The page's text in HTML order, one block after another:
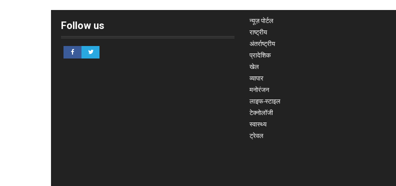
Follow us
न्यूज़ पोर्टल
राष्ट्रीय
अंतर्राष्ट्रीय
प्रादेशिक
खेल
व्यापार
मनोरंजन
लाइफ-स्टाइल
टेक्नोलॉजी
स्वास्थ्य
ट्रेवल